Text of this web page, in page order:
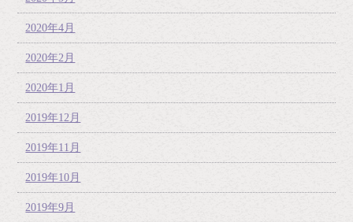
2020年4月
2020年2月
2020年1月
2019年12月
2019年11月
2019年10月
2019年9月